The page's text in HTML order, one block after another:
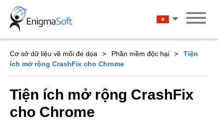
Skip
content
Tiếng Việt
Cơ sở dữ liệu về mối đe dọa Phần mềm độc hại
Tiện
ích mở rộng CrashFix cho Chrome
Tiện ích mở rộng CrashFix
cho Chrome